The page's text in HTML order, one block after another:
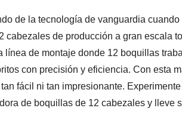
de la tecnología de vanguardia
cabezales de producción a gran escala
línea de montaje donde 12 boquillas
con precisión y eficiencia. Con esta
fácil ni tan impresionante.
de boquillas de 12 cabezales y lleve